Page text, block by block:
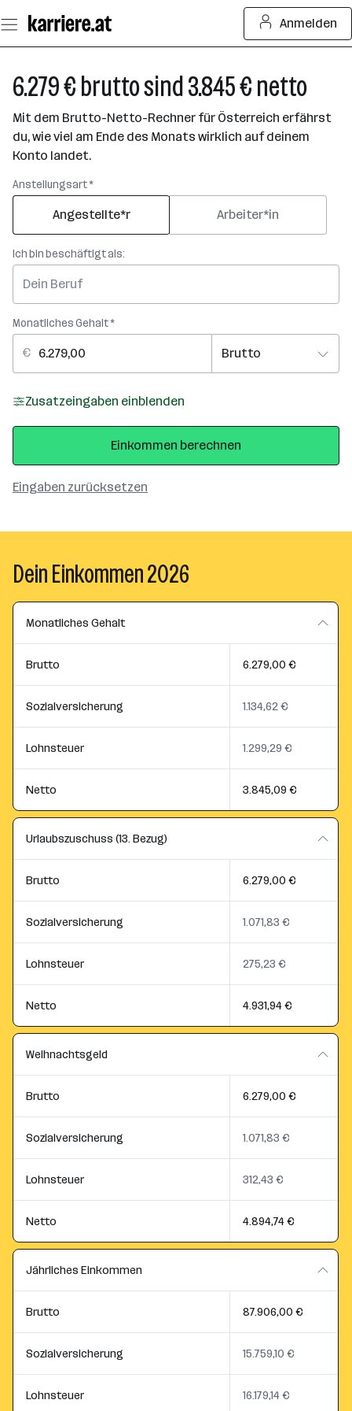
Seiteninhalt
springen
Anmelden
6.279 € brutto sind 3.845 € netto
Mit dem Brutto-Netto-Rechner für Österreich erfährst
du, wie viel am Ende des Monats wirklich auf deinem
Konto landet.
Anstellungsart *
Angestellte*r Arbeiter*in
Ich bin beschäftigt als:
Monatliches Gehalt *
Zusatzeingaben einblenden
Eingaben zurücksetzen
Einkommen berechnen
Dein Einkommen 2026
Monatliches Gehalt
Brutto 6.279,00 €
Sozialversicherung 1.134,62 €
Lohnsteuer 1.299,29 €
Netto 3.845,09 €
Urlaubszuschuss (13. Bezug)
Brutto 6.279,00 €
Sozialversicherung 1.071,83 €
Lohnsteuer 275,23 €
Netto 4.931,94 €
Weihnachtsgeld
Brutto 6.279,00 €
Sozialversicherung 1.071,83 €
Lohnsteuer 312,43 €
Netto 4.894,74 €
Jährliches Einkommen
Brutto 87.906,00 €
Sozialversicherung 15.759,10 €
Lohnsteuer 16.179,14 €